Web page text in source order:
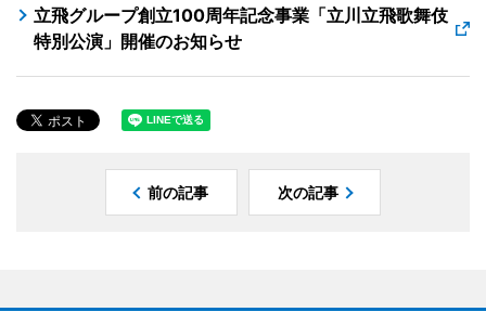
立飛グループ創立100周年記念事業「立川立飛歌舞伎
特別公演」開催のお知らせ
前の記事 次の記事